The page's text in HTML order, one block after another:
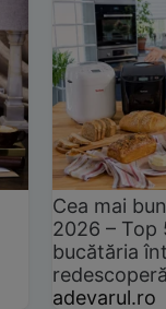
Cea mai
2026 –
bucătăria
adevarul.ro